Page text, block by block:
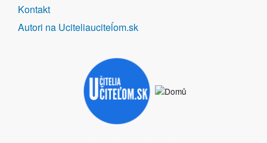
Kontakt
Autori na Uciteliauciteĺom.sk